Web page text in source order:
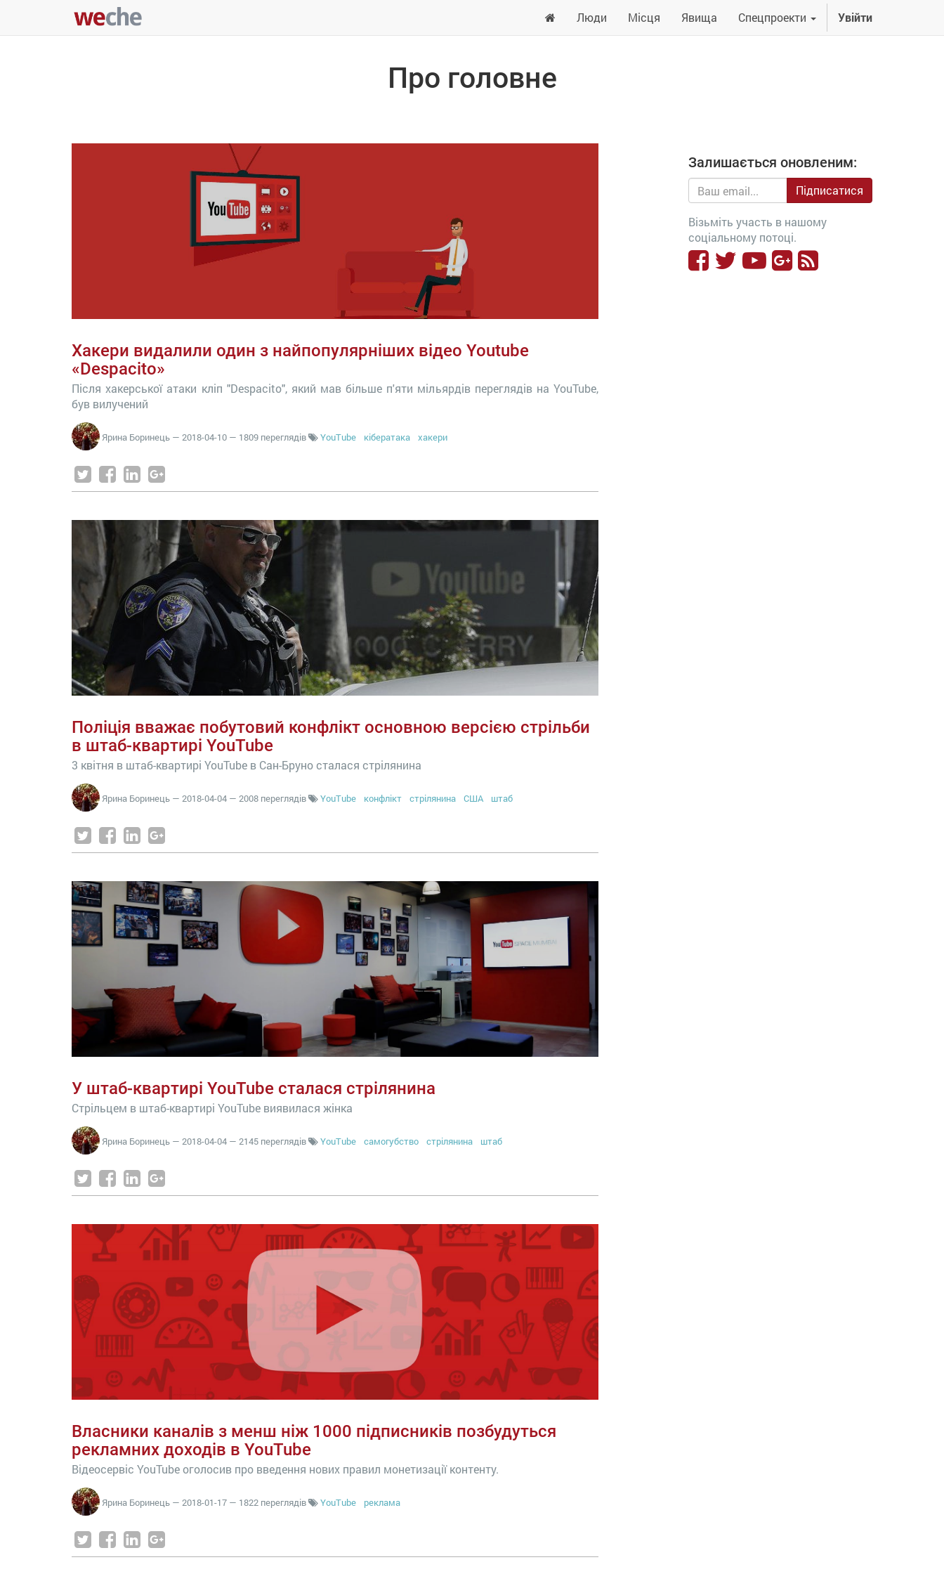
Люди Місця Явища Спецпроекти Увійти
Про головне
Хакери видалили один з найпопулярніших відео Youtube
«Despacito»
Після хакерської атаки кліп "Despacito", який мав більше п'яти мільярдів переглядів на YouTube,
був вилучений
Ярина Боринець — 2018-04-10 — 1809 переглядів YouTube кібератака хакери
Поліція вважає побутовий конфлікт основною версією стрільби
в штаб-квартирі YouTube
3 квітня в штаб-квартирі YouTube в Сан-Бруно сталася стрілянина
Ярина Боринець — 2018-04-04 — 2008 переглядів YouTube конфлікт стрілянина США штаб
У штаб-квартирі YouTube сталася стрілянина
Стрільцем в штаб-квартирі YouTube виявилася жінка
Ярина Боринець — 2018-04-04 — 2145 переглядів YouTube самогубство стрілянина штаб
Власники каналів з менш ніж 1000 підписників позбудуться
рекламних доходів в YouTube
Відеосервіс YouTube оголосив про введення нових правил монетизації контенту.
Ярина Боринець — 2018-01-17 — 1822 переглядів YouTube реклама
Залишається оновленим:
Підписатися
Візьміть участь в нашому
соціальному потоці.